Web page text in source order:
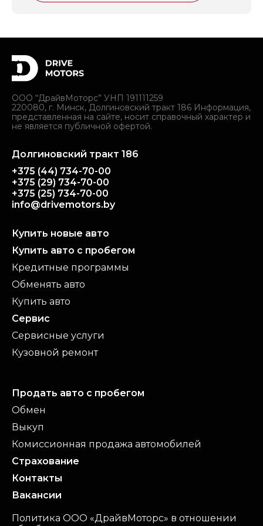
ООО “ДрайвМоторс” УНП 191111259
220080, г. Минск, Долгиновский тракт 186 Информация,
представленная на сайте, носит справочный характер и
не является публичной офертой.
Долгиновский тракт 186
+375 (44) 734-70-00
+375 (29) 734-70-00
+375 (25) 734-70-00
info@drivemotors.by
Купить новые авто
Купить авто с пробегом
Кредитные программы
Обменять авто
Купить авто
Сервис
Сервисные услуги
Кузовной ремонт
Продать авто с пробегом
Обмен
Выкуп
Комиссионная продажа автомобилей
Страхование
Контакты
Вакансии
Политика ООО «ДрайвМоторс» в отношении